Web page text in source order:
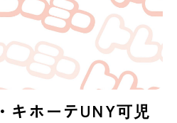
キホーテUNY可児